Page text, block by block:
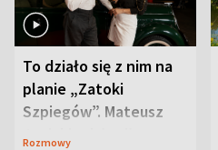
To działo się z nim na
planie „Zatoki
Szpiegów”. Mateusz
Janicki odsłonił
Rozmowy